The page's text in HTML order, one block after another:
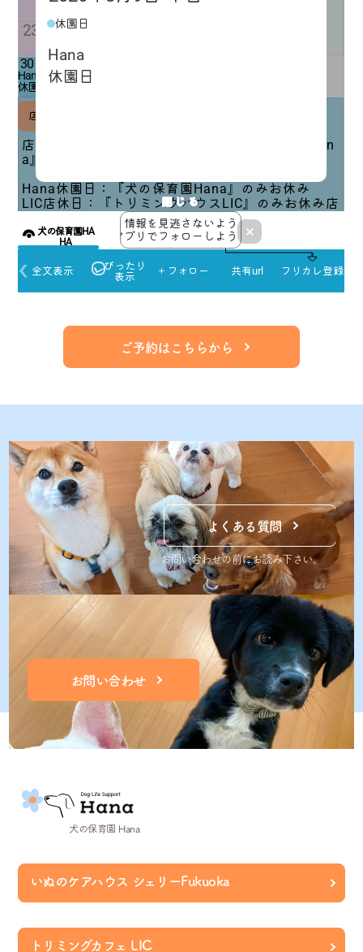
ご予約はこちらから
よくある質問
お問い合わせの前にお読み下さい。
お問い合わせ
犬の保育園 Hana
いぬのケアハウス シェリーFukuoka
トリミングカフェ LIC